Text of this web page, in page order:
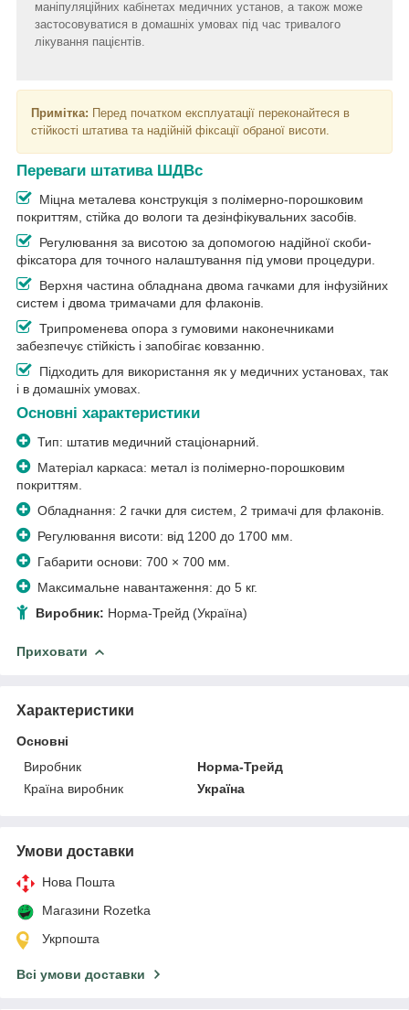
маніпуляційних кабінетах медичних установ, а також може
застосовуватися в домашніх умовах під час тривалого
лікування пацієнтів.
Примітка: Перед початком експлуатації переконайтеся в
стійкості штатива та надійній фіксації обраної висоти.
Переваги штатива ШДВс
Міцна металева конструкція з полімерно-порошковим
покриттям, стійка до вологи та дезінфікувальних засобів.
Регулювання за висотою за допомогою надійної скоби-
фіксатора для точного налаштування під умови процедури.
Верхня частина обладнана двома гачками для інфузійних
систем і двома тримачами для флаконів.
Трипроменева опора з гумовими наконечниками
забезпечує стійкість і запобігає ковзанню.
Підходить для використання як у медичних установах, так
і в домашніх умовах.
Основні характеристики
Тип: штатив медичний стаціонарний.
Матеріал каркаса: метал із полімерно-порошковим
покриттям.
Обладнання: 2 гачки для систем, 2 тримачі для флаконів.
Регулювання висоти: від 1200 до 1700 мм.
Габарити основи: 700 × 700 мм.
Максимальне навантаження: до 5 кг.
Виробник: Норма-Трейд (Україна)
Приховати
Характеристики
Основні
Виробник
Норма-Трейд
Країна виробник
Україна
Умови доставки
Нова Пошта
Магазини Rozetka
Укрпошта
Всі умови доставки